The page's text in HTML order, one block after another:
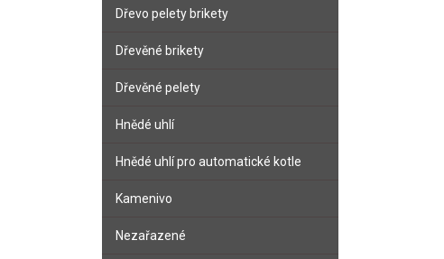
Dřevo pelety brikety
Dřevěné brikety
Dřevěné pelety
Hnědé uhlí
Hnědé uhlí pro automatické kotle
Kamenivo
Nezařazené